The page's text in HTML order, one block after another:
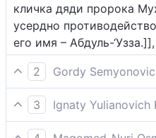
кличка дяди пророка
усердно
его имя – Абдуль-
2
Gordy
Да погибнут руки у Абу-
3
Ignaty Yulianovich
Пусть пропадут обе